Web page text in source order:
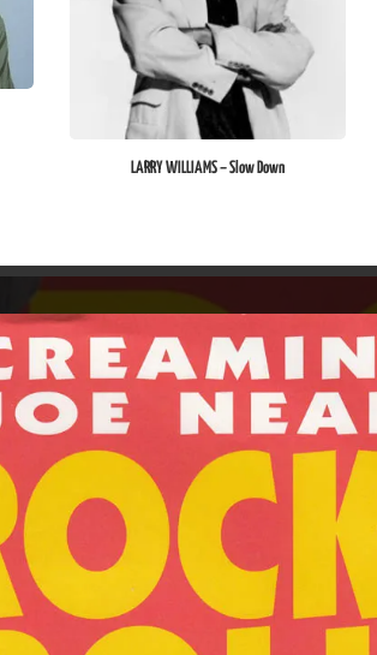
LARRY WILLIAMS – Slow Down